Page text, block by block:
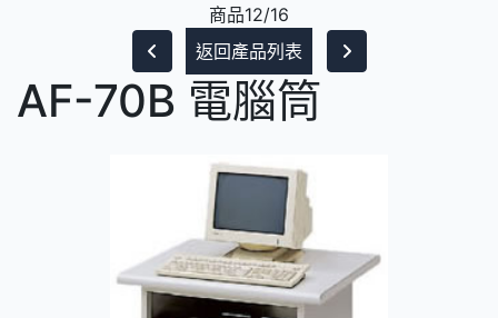
商品12/16
返回產品列表
AF-70B 電腦筒